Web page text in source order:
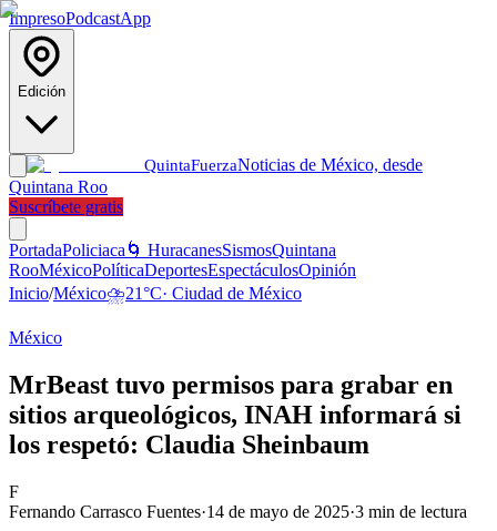
ImpresoPodcastApp
Edición
QuintaFuerzaNoticias de México, desde
Quintana Roo
Suscríbete gratis
PortadaPoliciaca 🌀 HuracanesSismosQuintana
RooMéxicoPolíticaDeportesEspectáculosOpinión
Inicio/México⛈️21°C· Ciudad de México
México
MrBeast tuvo permisos para grabar en
sitios arqueológicos, INAH informará si
los respetó: Claudia Sheinbaum
F
Fernando Carrasco Fuentes·14 de mayo de 2025·3 min de lectura